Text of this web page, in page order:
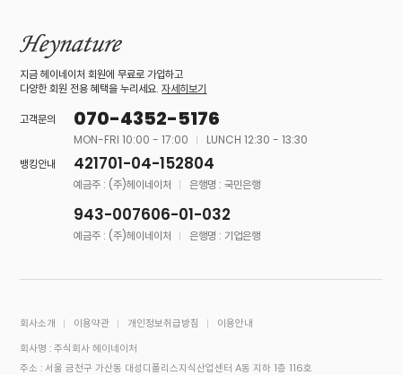
지금 헤이네이처 회원에 무료로 가입하고
다양한 회원 전용 혜택을 누리세요.자세히보기
고객문의
070-4352-5176
MON-FRI 10:00 - 17:00
LUNCH 12:30 - 13:30
뱅킹안내
421701-04-152804
예금주 : (주)헤이네이처 은행명 : 국민은행
943-007606-01-032
예금주 : (주)헤이네이처 은행명 : 기업은행
회사소개 이용약관 개인정보취급방침
이용안내
회사명 : 주식회사 헤이네이처
주소 : 서울 금천구 가산동 대성디폴리스지식산업센터 A동 지하 1층 116호